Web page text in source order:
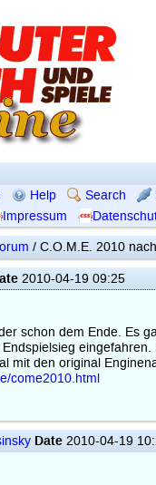
Help Search
Impressum
/ C.O.M.E. 2010
2010-04-19 09:25
schon dem Ende. Es
mit den original
come2010.html
Date 2010-04-19